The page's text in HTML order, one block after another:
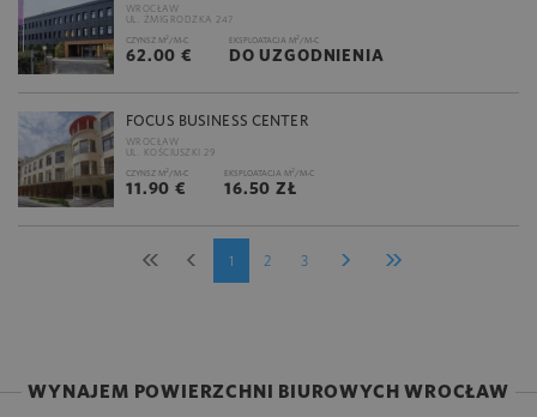
WROCŁAW
UL. ŻMIGRODZKA 247
CZYNSZ M2 /M-C
62.00 €
EKSPLOATACJA M2 /M-C
DO UZGODNIENIA
FOCUS BUSINESS CENTER
WROCŁAW
UL. KOŚCIUSZKI 29
CZYNSZ M2 /M-C
11.90 €
EKSPLOATACJA M2 /M-C
16.50 ZŁ
1 2 3
WYNAJEM POWIERZCHNI BIUROWYCH WROCŁAW